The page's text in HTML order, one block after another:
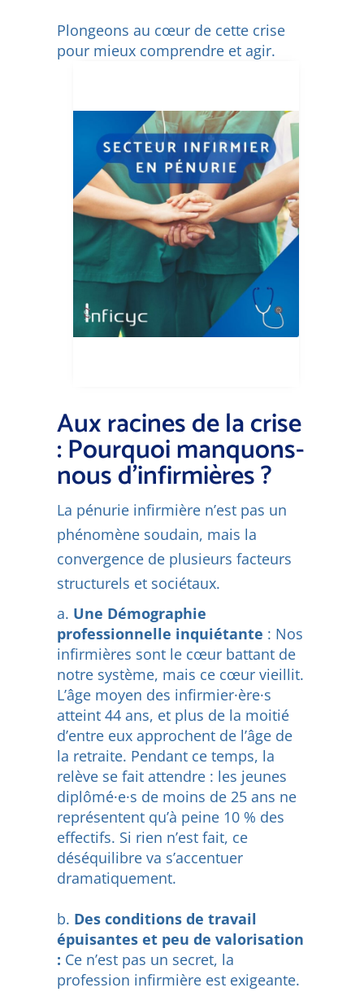
Plongeons au cœur de cette crise
pour mieux comprendre et agir.
Aux racines de la crise
: Pourquoi manquons-
nous d'infirmières ?
La pénurie infirmière n’est pas un
phénomène soudain, mais la
convergence de plusieurs facteurs
structurels et sociétaux.
Une Démographie
professionnelle inquiétante : Nos
infirmières sont le cœur battant de
notre système, mais ce cœur vieillit.
L’âge moyen des infirmier·ère·s
atteint 44 ans, et plus de la moitié
d’entre eux approchent de l’âge de
la retraite. Pendant ce temps, la
relève se fait attendre : les jeunes
diplômé·e·s de moins de 25 ans ne
représentent qu’à peine 10 % des
effectifs. Si rien n’est fait, ce
déséquilibre va s’accentuer
dramatiquement.
Des conditions de travail
épuisantes et peu de valorisation
: Ce n’est pas un secret, la
profession infirmière est exigeante.